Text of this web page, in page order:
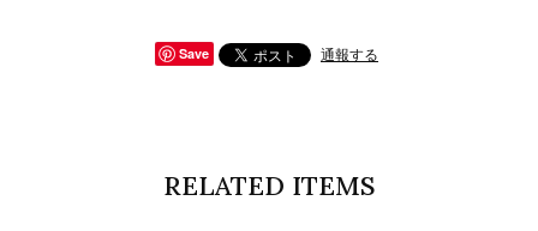
Save 通報する
RELATED ITEMS